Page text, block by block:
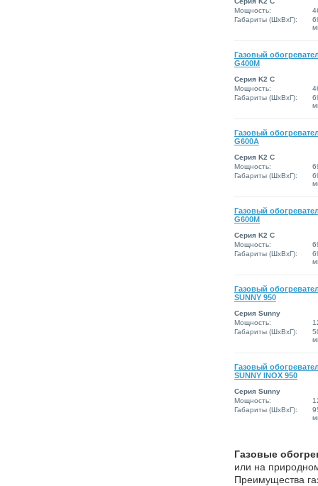
Мощность:
Габариты (ШxВxГ):
Газовый
G400M
Серия K2 C
Мощность:
Габариты (ШxВxГ):
Газовый
G600A
Серия K2 C
Мощность:
Габариты (ШxВxГ):
Газовый
G600M
Серия K2 C
Мощность:
Габариты (ШxВxГ):
Газовый
SUNNY 950
Серия Sunny
Мощность:
Габариты (ШxВxГ):
Газовый
SUNNY INOX 950
Серия Sunny
Мощность:
Габариты (ШxВxГ):
Газовые
или на
Преимущества